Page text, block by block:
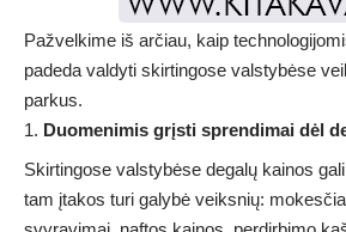
Pažvelkime iš arčiau, kaip
padeda valdyti skirtingose valstybėse
parkus.
Duomenimis grįsti sprendimai dėl
Skirtingose valstybėse degalų kainos
tam įtakos turi galybė veiksnių: